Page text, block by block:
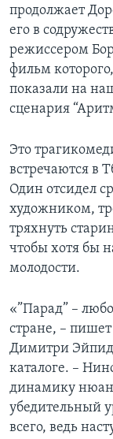
продолжает
его в
режиссером
фильм
показали на
сценария
Это
встречаются в
Один отсидел
художником,
тряхнуть
чтобы хотя бы
молодости.
«”Парад” –
стране, –
Димитри
каталоге. –
динамику
убедительный
всего, ведь